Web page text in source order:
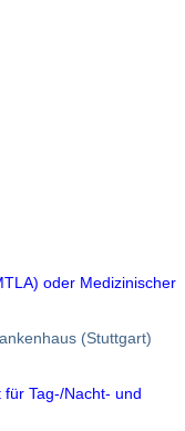
oder Medizinischer
(Stuttgart)
Tag-/Nacht- und